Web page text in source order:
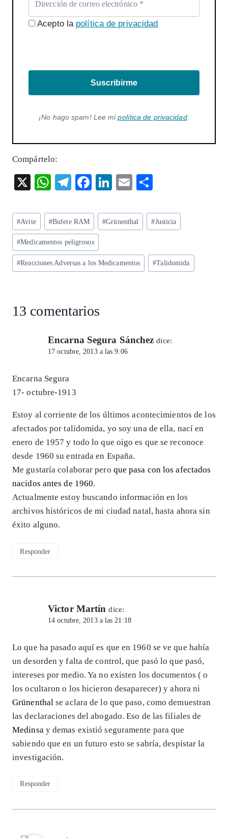
Acepto la política de privacidad
Suscribirme
¡No hago spam! Lee mipolítica de privacidad.
Compártelo:
X
W
ts
A
p
p
T
eg
ra
m
F
eb
o
o
k
Li
ke
dI
E
ai
l
re
Etiquetas
de
la
entrada:
#Avite #Bufete RAM #Grünenthal #Justicia
#Medicamentos peligrosos
#Reacciones Adversas a los Medicamentos #Talidomida
13 comentarios
Encarna Segura Sánchez dice:
17 octubre, 2013 a las 9:06
Encarna Segura
17- octubre-1913
Estoy al corriente de los últimos acontecimientos de los
afectados por talidomida, yo soy una de ella, nací en
enero de 1957 y todo lo que oigo es que se reconoce
desde 1960 su entrada en España.
Me gustaría colaborar pero que pasa con los afectados
nacidos antes de 1960.
Actualmente estoy buscando información en los
archivos históricos de mi ciudad natal, hasta ahora sin
éxito alguno.
Responder
Victor Martín dice:
14 octubre, 2013 a las 21:18
Lo que ha pasado aquí es que en 1960 se ve que había
un desorden y falta de control, que pasó lo que pasó,
intereses por medio. Ya no existen los documentos ( o
los ocultaron o los hicieron desaparecer) y ahora ni
Grünenthalse aclara de lo que paso, como demuestran
las declaraciones del abogado. Eso de las filiales de
Medinsa y demas existió seguramente para que
sabiendo que en un futuro esto se sabría, despistar la
investigación.
Responder